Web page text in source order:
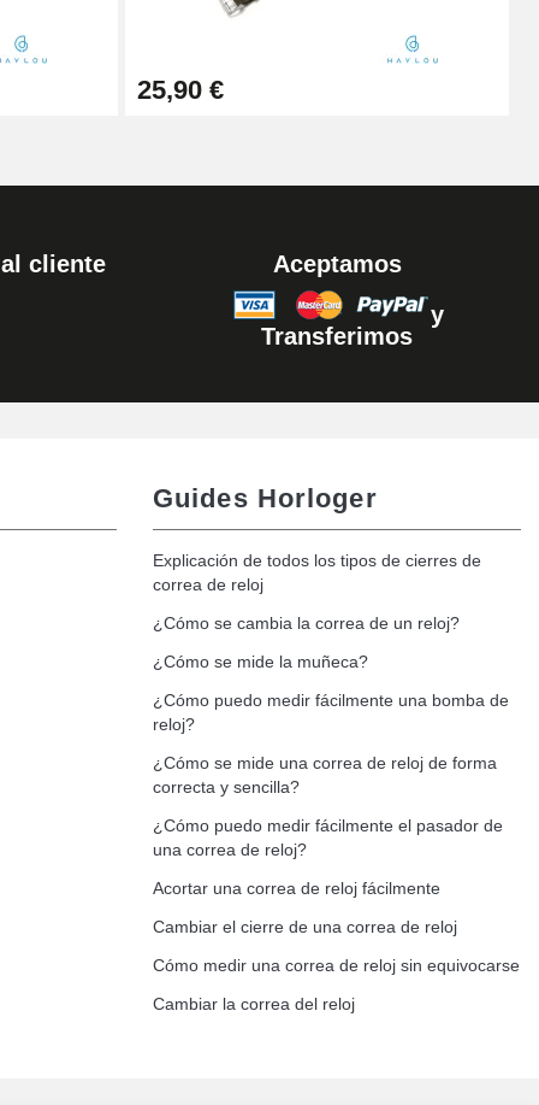
Añadir al carrito
25,90 €
cliente
Aceptamos
y
Transferimos
Guides Horloger
Explicación de todos los tipos de cierres de
correa de reloj
¿Cómo se cambia la correa de un reloj?
¿Cómo se mide la muñeca?
¿Cómo puedo medir fácilmente una bomba de
reloj?
¿Cómo se mide una correa de reloj de forma
correcta y sencilla?
¿Cómo puedo medir fácilmente el pasador de
una correa de reloj?
Acortar una correa de reloj fácilmente
Cambiar el cierre de una correa de reloj
Cómo medir una correa de reloj sin equivocarse
Cambiar la correa del reloj